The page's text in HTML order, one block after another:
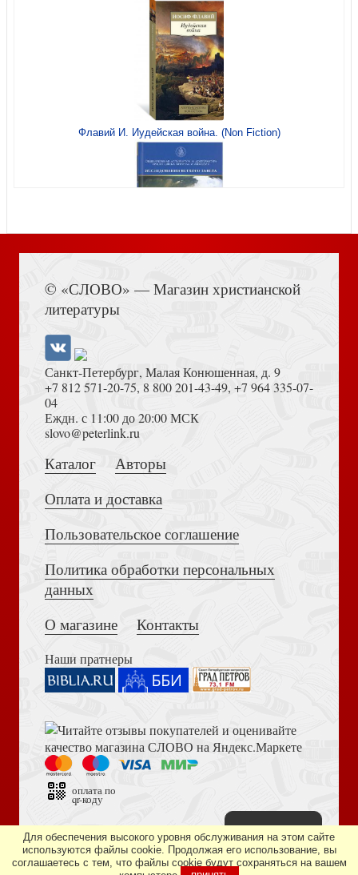
Мать, стремящаяся к Богу. Ежедневные рассуждения
для занятых мам
В поисках Божьей воли
Когда сердце плачет. Книга 1 (Сестры по лоскутному
Псалтирь. Экспозиционный комментарий. Ч.1. Псалмы
Уроки живой веры. Т.2
Флавий И. Иудейская война. (Non Fiction)
Достоевский Ф.М. Сила и правда России (2024)
Толкование на Апокалипсис (Тихоний Африканский)
е изд., перераб., и доп., синий бумвинил)
© «СЛОВО» — Магазин христианской
литературы
Санкт-Петербург, Малая Конюшенная, д. 9
+7 812 571-20-75, 8 800 201-43-49, +7 964 335-07-
04
Еждн. с 11:00 до 20:00 МСК
slovo@peterlink.ru
Каталог
Авторы
Оплата и доставка
Пользовательское соглашение
Политика обработки персональных
данных
О магазине
Контакты
Наши пратнеры
оплата по
qr-коду
Дизайн сайта —студия «Артминистри»
Для обеспечения высокого уровня обслуживания на этом сайте
используются файлы cookie. Продолжая его использование, вы
соглашаетесь с тем, что файлы cookie будут сохраняться на вашем